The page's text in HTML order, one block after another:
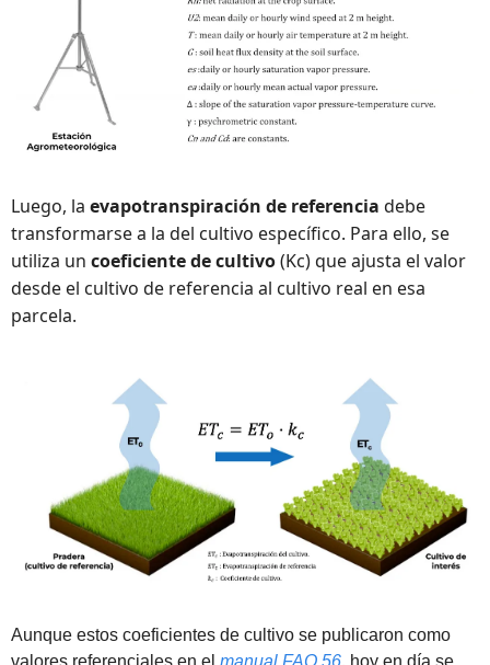
Luego, la evapotranspiración de referencia debe
transformarse a la del cultivo específico. Para ello, se
utiliza un coeficiente de cultivo (Kc) que ajusta el valor
desde el cultivo de referencia al cultivo real en esa
parcela.
Aunque estos coeficientes de cultivo se publicaron como
valores referenciales en el manual FAO 56, hoy en día se